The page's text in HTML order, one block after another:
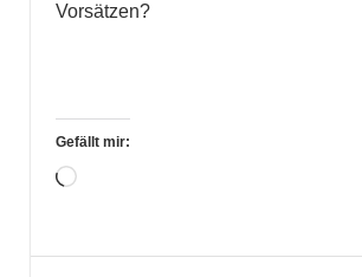
Vorsätzen?
Gefällt mir:
Wird